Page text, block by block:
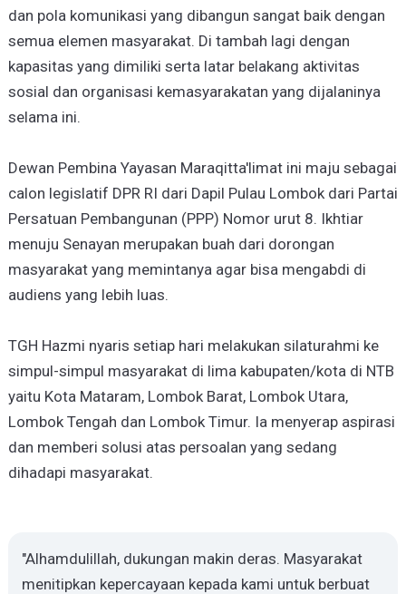
dan pola komunikasi yang dibangun sangat baik dengan
semua elemen masyarakat. Di tambah lagi dengan
kapasitas yang dimiliki serta latar belakang aktivitas
sosial dan organisasi kemasyarakatan yang dijalaninya
selama ini.
Dewan Pembina Yayasan Maraqitta'limat ini maju sebagai
calon legislatif DPR RI dari Dapil Pulau Lombok dari Partai
Persatuan Pembangunan (PPP) Nomor urut 8. Ikhtiar
menuju Senayan merupakan buah dari dorongan
masyarakat yang memintanya agar bisa mengabdi di
audiens yang lebih luas.
TGH Hazmi nyaris setiap hari melakukan silaturahmi ke
simpul-simpul masyarakat di lima kabupaten/kota di NTB
yaitu Kota Mataram, Lombok Barat, Lombok Utara,
Lombok Tengah dan Lombok Timur. Ia menyerap aspirasi
dan memberi solusi atas persoalan yang sedang
dihadapi masyarakat.
"Alhamdulillah, dukungan makin deras. Masyarakat
menitipkan kepercayaan kepada kami untuk berbuat